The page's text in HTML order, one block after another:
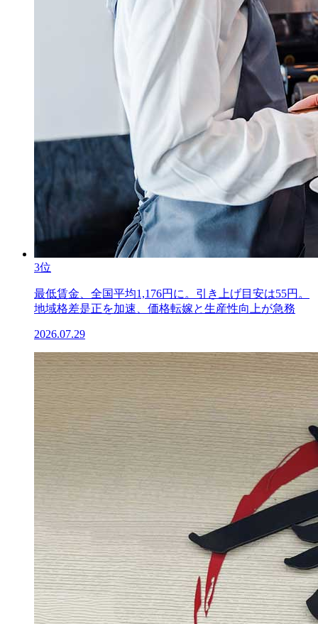
3位
最低賃金、全国平均1,176円に。引き上げ目安は55円。
地域格差是正を加速、価格転嫁と生産性向上が急務
2026.07.29